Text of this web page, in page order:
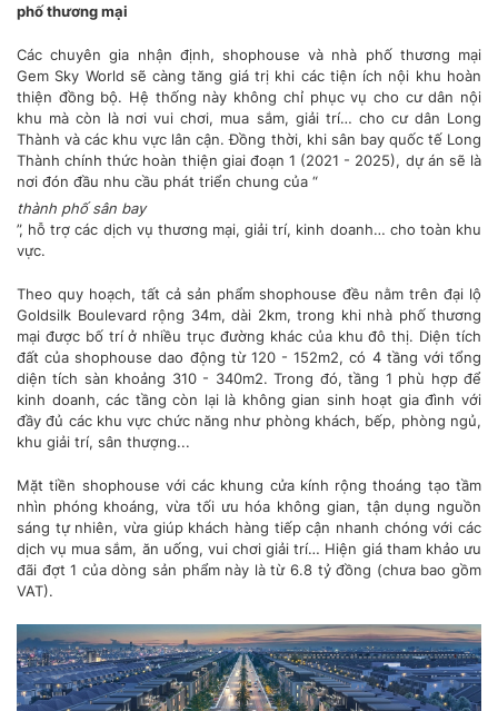
phố thương mại
Các chuyên gia nhận định, shophouse và nhà phố thương mại
Gem Sky World sẽ càng tăng giá trị khi các tiện ích nội khu hoàn
thiện đồng bộ. Hệ thống này không chỉ phục vụ cho cư dân nội
khu mà còn là nơi vui chơi, mua sắm, giải trí… cho cư dân Long
Thành và các khu vực lân cận. Đồng thời, khi sân bay quốc tế Long
Thành chính thức hoàn thiện giai đoạn 1 (2021 - 2025), dự án sẽ là
nơi đón đầu nhu cầu phát triển chung của “
thành phố sân bay
”, hỗ trợ các dịch vụ thương mại, giải trí, kinh doanh… cho toàn khu
vực.
Theo quy hoạch, tất cả sản phẩm shophouse đều nằm trên đại lộ
Goldsilk Boulevard rộng 34m, dài 2km, trong khi nhà phố thương
mại được bố trí ở nhiều trục đường khác của khu đô thị. Diện tích
đất của shophouse dao động từ 120 - 152m2, có 4 tầng với tổng
diện tích sàn khoảng 310 - 340m2. Trong đó, tầng 1 phù hợp để
kinh doanh, các tầng còn lại là không gian sinh hoạt gia đình với
đầy đủ các khu vực chức năng như phòng khách, bếp, phòng ngủ,
khu giải trí, sân thượng...
Mặt tiền shophouse với các khung cửa kính rộng thoáng tạo tầm
nhìn phóng khoáng, vừa tối ưu hóa không gian, tận dụng nguồn
sáng tự nhiên, vừa giúp khách hàng tiếp cận nhanh chóng với các
dịch vụ mua sắm, ăn uống, vui chơi giải trí… Hiện giá tham khảo ưu
đãi đợt 1 của dòng sản phẩm này là từ 6.8 tỷ đồng (chưa bao gồm
VAT).